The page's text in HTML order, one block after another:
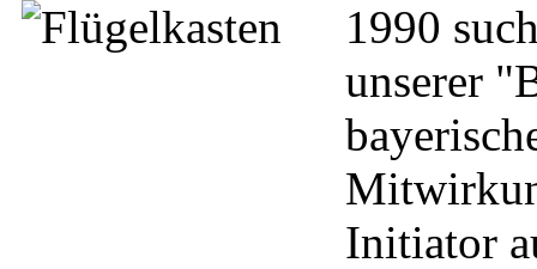
1990
unserer
Initiator